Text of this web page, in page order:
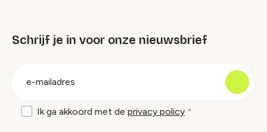
Schrijf je in voor onze nieuwsbrief
Ik ga akkoord met de privacy policy